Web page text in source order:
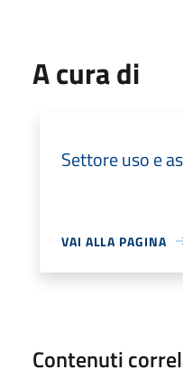
A cura di
Settore uso e
VAI ALLA PAGINA
Contenuti